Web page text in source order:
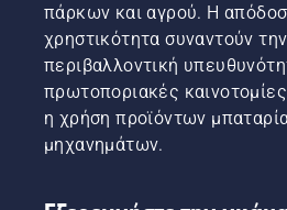
πάρκων και αγρού. Η
χρηστικότητα συναντούν
περιβαλλοντική
πρωτοποριακές
η χρήση προϊόντων
μηχανημάτων.